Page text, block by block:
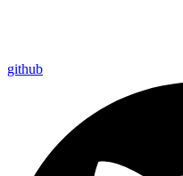
github